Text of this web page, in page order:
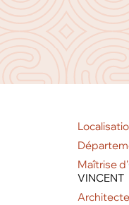
Maîtrise
VINCENT